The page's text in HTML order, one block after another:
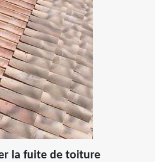
la fuite de toiture